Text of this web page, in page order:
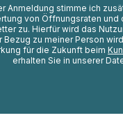
Anmeldung stimme ich
von Öffnungsraten
zu. Hierfür wird das
Bezug zu meiner Person
für die Zukunft beim
erhalten Sie in unserer